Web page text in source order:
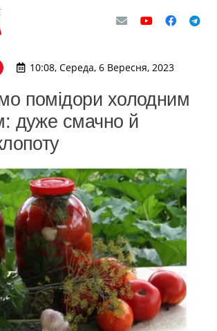
10:08, Середа, 6 Вересня, 2023
помідори холодним
дуже смачно й